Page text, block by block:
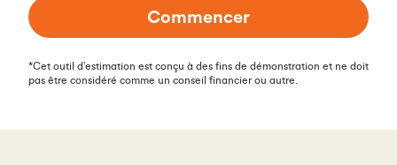
%
accumulerez
Commencer
*Cet outil d’estimation est conçu à des fins de démonstration et ne doit
pas être considéré comme un conseil financier ou autre.